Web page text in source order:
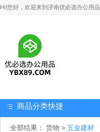
Hi!您好，欢迎来到济南优必选办公用品
商品分类快捷
全部结果： 货物 > 五金建材